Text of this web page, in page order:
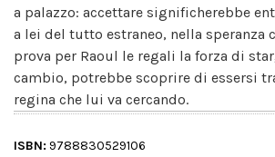
a palazzo: accettare significherebbe
a lei del tutto estraneo, nella speranza
prova per Raoul le regali la forza di
cambio, potrebbe scoprire di essersi
regina che lui va cercando.
ISBN: 9788830529106